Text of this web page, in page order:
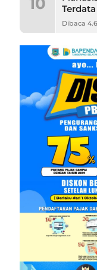
Unpam
Dibaca